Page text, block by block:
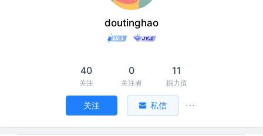
doutinghao
40
关注
0
关注者
11
掘力值
关注 私信